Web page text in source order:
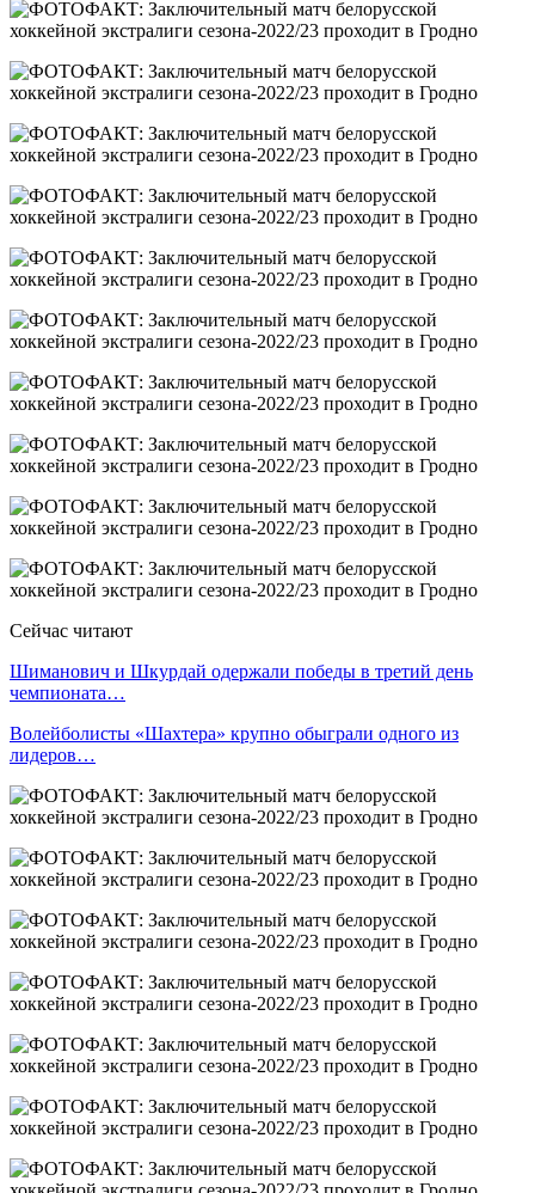
Сейчас читают
Шиманович и Шкурдай одержали победы в третий день
чемпионата…
Волейболисты «Шахтера» крупно обыграли одного из
лидеров…